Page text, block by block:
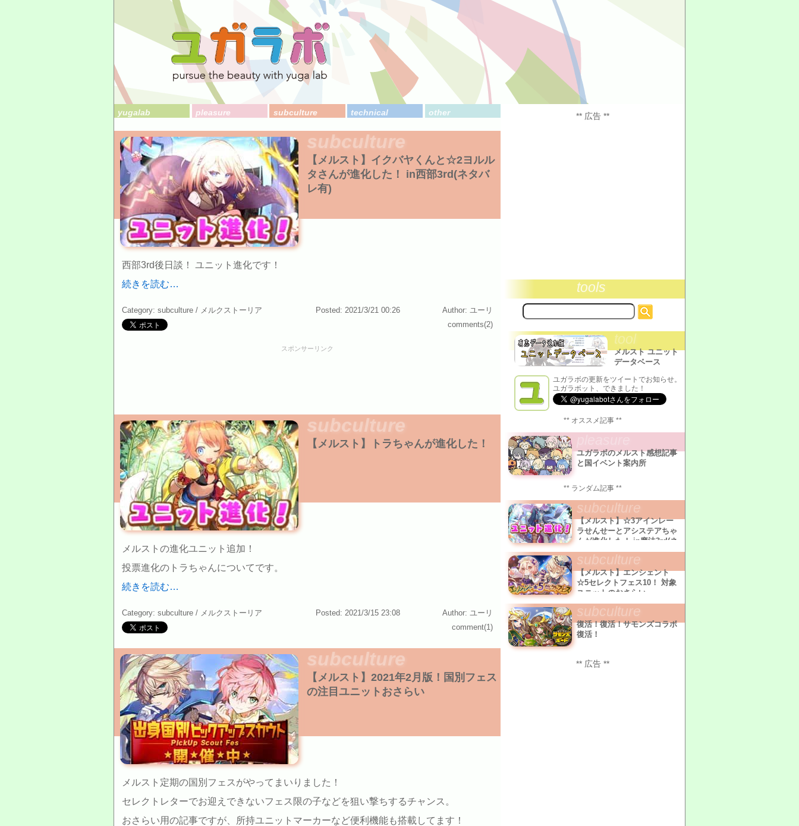
yugalab pleasure subculture technical other
subculture
【メルスト】イクバヤくんと☆2ヨルル
タさんが進化した！ in西部3rd(ネタバ
レ有)
西部3rd後日談！ ユニット進化です！
続きを読む…
Category: subculture / メルクストーリア Posted: 2021/3/21 00:26
Author: ユーリ
comments(2)
スポンサーリンク
subculture
【メルスト】トラちゃんが進化した！
メルストの進化ユニット追加！
投票進化のトラちゃんについてです。
続きを読む…
Category: subculture / メルクストーリア Posted: 2021/3/15 23:08
Author: ユーリ
comment(1)
subculture
【メルスト】2021年2月版！国別フェス
の注目ユニットおさらい
メルスト定期の国別フェスがやってまいりました！
セレクトレターでお迎えできないフェス限の子などを狙い撃ちするチャンス。
おさらい用の記事ですが、所持ユニットマーカーなど便利機能も搭載してます！
** 広告 **
tools
サ
イ
内
検
索:
tool
メルスト ユニット
データベース
ユガラボの更新をツイートでお知らせ。
ユガラボット、できました！
** オススメ記事 **
ユガラボのメルスト感想記事
と国イベント案内所
** ランダム記事 **
subculture
【メルスト】☆3アインレー
ラせんせーとアシステアちゃ
んが進化した！ in魔法3rd(ネ
タバレ有)
subculture
【メルスト】エンシェント
☆5セレクトフェス10！ 対象
ユニットのおさらい
subculture
復活！復活！サモンズコラボ
復活！
** 広告 **